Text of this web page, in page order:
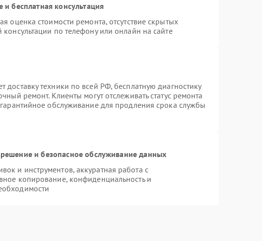
бесплатная консультация
оценка стоимости ремонта, отсутствие скрытых
по телефону или онлайн на сайте
доставку техники по всей РФ, бесплатную диагностику
ремонт. Клиенты могут отслеживать статус ремонта
обслуживание для продления срока службы
и безопасное обслуживание данных
и инструментов, аккуратная работа с
копирование, конфиденциальность и